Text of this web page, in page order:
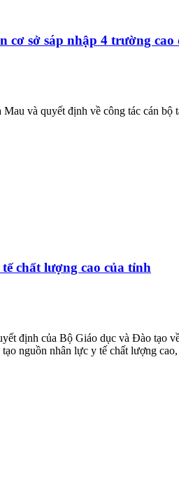
sở sáp nhập 4 trường cao
và quyết định về công tác cán
chất lượng cao của tỉnh
định của Bộ Giáo dục và Đào tạo
nguồn nhân lực y tế chất lượng